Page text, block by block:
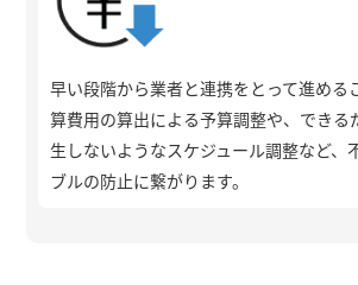
早い段階から業者と連携をとって進める
算費用の算出による予算調整や、できる
生しないようなスケジュール調整など、
ブルの防止に繋がります。